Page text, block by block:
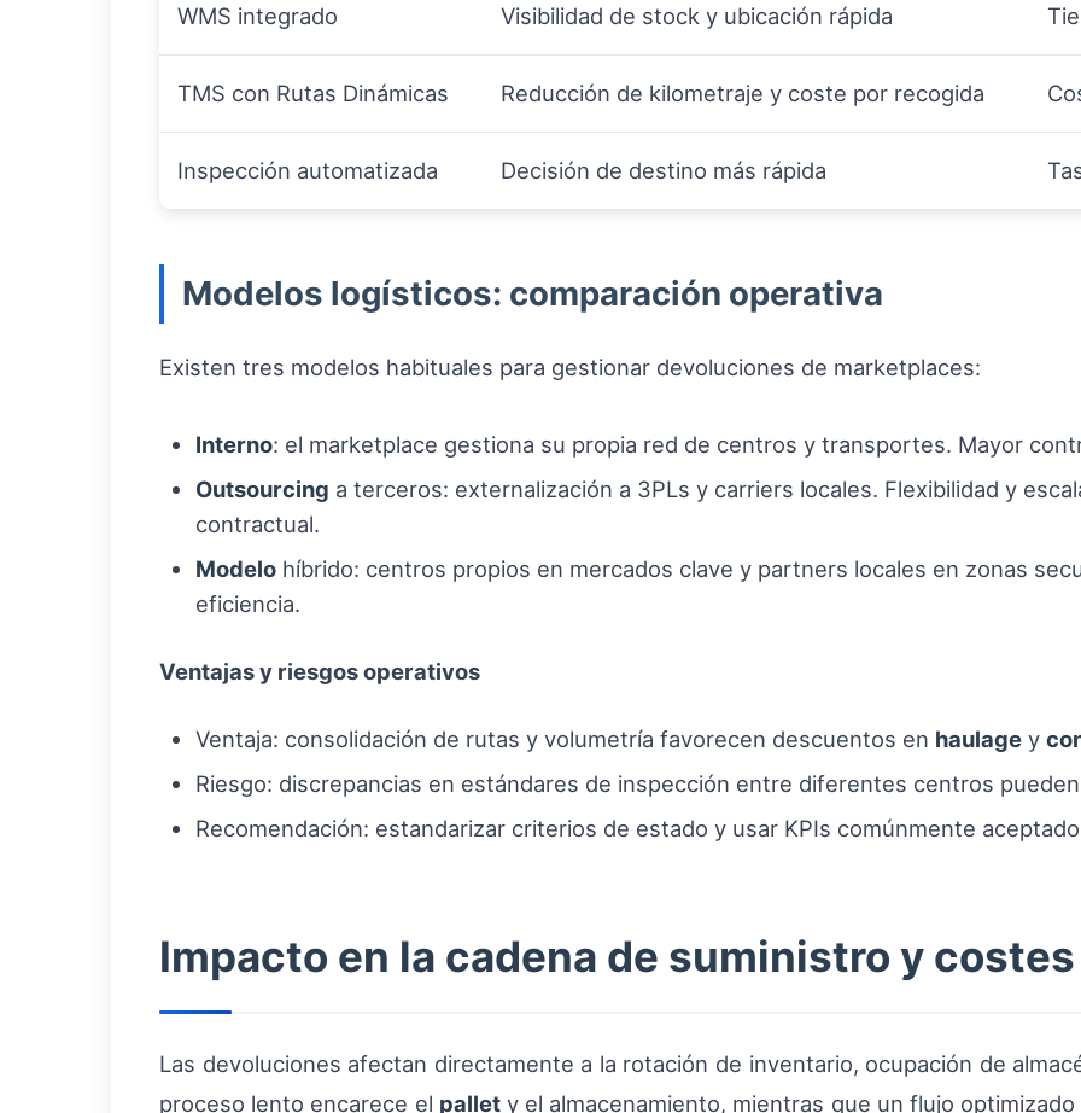
WMS integrado Visibilidad de stock y ubicación rápida
TMS con Rutas Dinámicas Reducción de kilometraje y coste por recogida
Inspección automatizada Decisión de destino más rápida
Modelos logísticos: comparación operativa
Existen tres modelos habituales para gestionar devoluciones de marketplaces:
Interno: el marketplace gestiona su propia red de centros y transportes. Mayor
Outsourcing a terceros: externalización a 3PLs y carriers locales. Flexibilidad y
contractual.
Modelo híbrido: centros propios en mercados clave y partners locales en zonas
eficiencia.
Ventajas y riesgos operativos
Ventaja: consolidación de rutas y volumetría favorecen descuentos en haulage y
Riesgo: discrepancias en estándares de inspección entre diferentes centros
Recomendación: estandarizar criterios de estado y usar KPIs comúnmente
Impacto en la cadena de suministro y costes
Las devoluciones afectan directamente a la rotación de inventario, ocupación de
proceso lento encarece el pallety el almacenamiento, mientras que un flujo